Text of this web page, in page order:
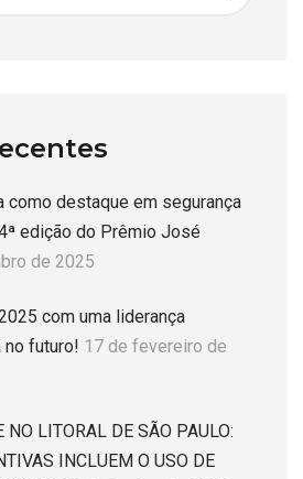
como destaque em segurança
edição do Prêmio José
de 2025
com uma liderança
no futuro! 17 de fevereiro de
NO LITORAL DE SÃO PAULO:
INCLUEM O USO DE